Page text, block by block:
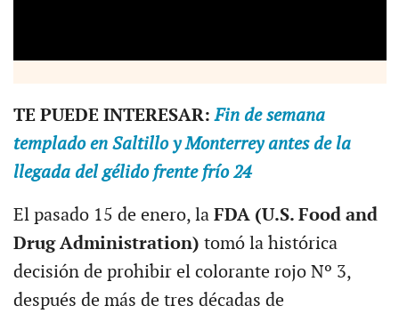
TE PUEDE INTERESAR: Fin de semana
templado en Saltillo y Monterrey antes de la
llegada del gélido frente frío 24
El pasado 15 de enero, la FDA (U.S. Food and
Drug Administration) tomó la histórica
decisión de prohibir el colorante rojo Nº 3,
después de más de tres décadas de